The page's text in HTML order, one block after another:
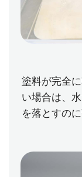
塗料が完全
い場合は、
を落とすの